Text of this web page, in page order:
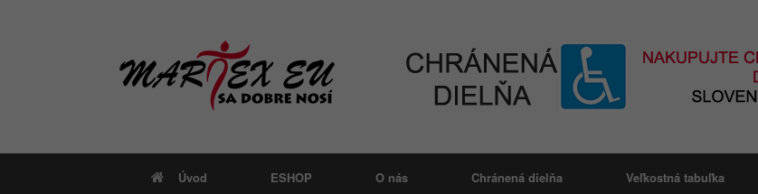
Úvod ESHOP O nás Chránená dielňa Veľkostná tabuľka